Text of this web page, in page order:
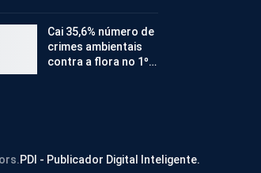
Cai 35,6% número de
crimes ambientais
contra a flora no 1º…
PDI - Publicador Digital Inteligente.